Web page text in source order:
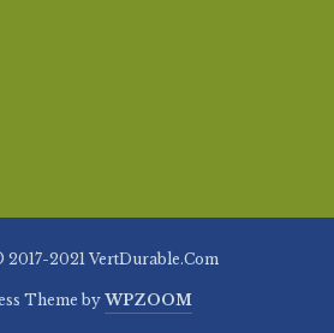
2021 VertDurable.Com
Theme by WPZOOM